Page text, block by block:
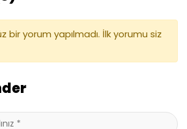
bir yorum yapılmadı. İlk yorumu siz